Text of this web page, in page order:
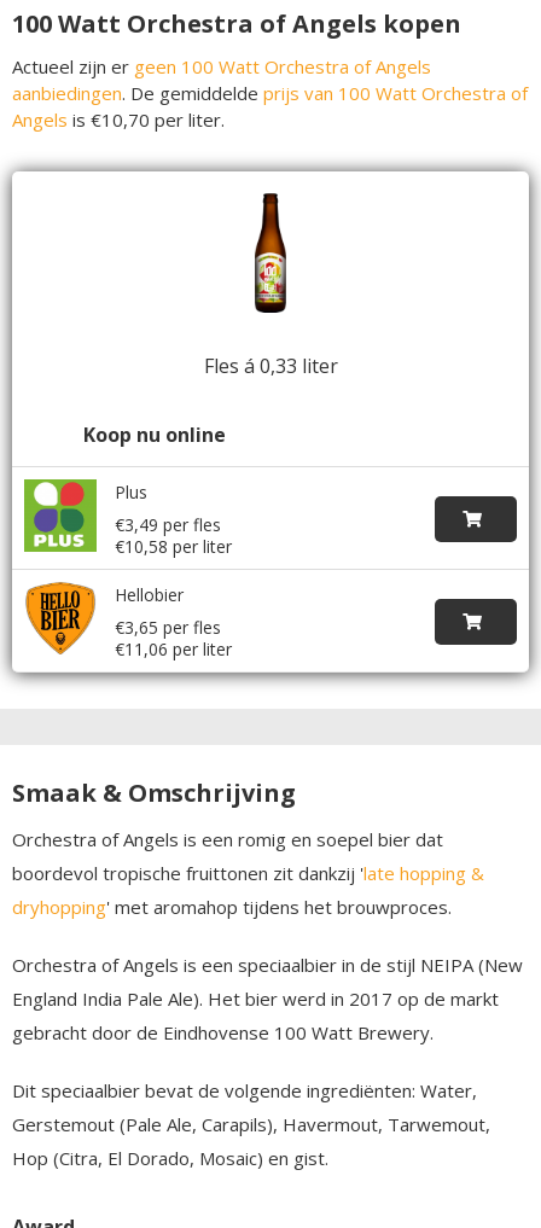
100 Watt Orchestra of Angels kopen
Actueel zijn er geen 100 Watt Orchestra of Angels
aanbiedingen. De gemiddelde prijs van 100 Watt Orchestra of
Angels is €10,70 per liter.
Fles á 0,33 liter
Koop nu online
Plus
€3,49 per fles
€10,58 per liter
Hellobier
€3,65 per fles
€11,06 per liter
Smaak & Omschrijving
Orchestra of Angels is een romig en soepel bier dat
boordevol tropische fruittonen zit dankzij 'late hopping &
dryhopping' met aromahop tijdens het brouwproces.
Orchestra of Angels is een speciaalbier in de stijl NEIPA (New
England India Pale Ale). Het bier werd in 2017 op de markt
gebracht door de Eindhovense 100 Watt Brewery.
Dit speciaalbier bevat de volgende ingrediënten: Water,
Gerstemout (Pale Ale, Carapils), Havermout, Tarwemout,
Hop (Citra, El Dorado, Mosaic) en gist.